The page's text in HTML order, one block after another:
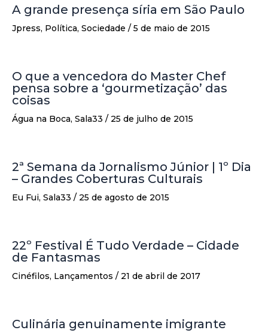
A grande presença síria em São Paulo
Jpress, Política, Sociedade / 5 de maio de 2015
O que a vencedora do Master Chef
pensa sobre a ‘gourmetização’ das
coisas
Água na Boca, Sala33 / 25 de julho de 2015
2ª Semana da Jornalismo Júnior | 1º Dia
– Grandes Coberturas Culturais
Eu Fui, Sala33 / 25 de agosto de 2015
22º Festival É Tudo Verdade – Cidade
de Fantasmas
Cinéfilos, Lançamentos / 21 de abril de 2017
Culinária genuinamente imigrante